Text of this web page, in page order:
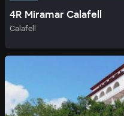
4R Miramar Calafell
Calafell